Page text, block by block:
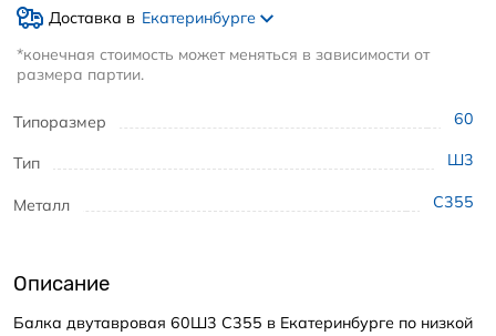
Типоразмер 60
Тип Ш3
Металл С355
Доставка в Екатеринбурге
*конечная стоимость может меняться в зависимости от
размера партии.
Описание
Балка двутавровая 60Ш3 С355 в Екатеринбурге по низкой